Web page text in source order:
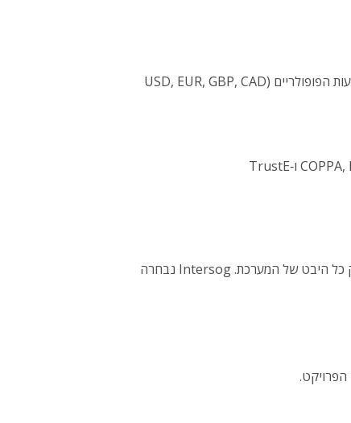
מגוון רחב של אמצעי תשלום – PayPal, כרטיסי אשראי ופתרונות בינלאומיים כמו Solo ו‑Switch; תמיכה בכל המטבעות הפופולריים (USD, EUR, GBP, CAD
לפני השקת הפלטפורמה לציבור רצו המייסדים לוודא שהכול עובד בצורה מושלמת לשם כך הם חיפשו קבלן שיוכל לבדוק כל היבט של המערכת. Intersog נבחרה